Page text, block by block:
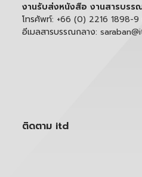
งานรับส่งหนังสือ งานสารบรร
โทรศัพท์: +66 (0) 2216 1898-
อีเมลสารบรรณกลาง:
ติดตาม itd